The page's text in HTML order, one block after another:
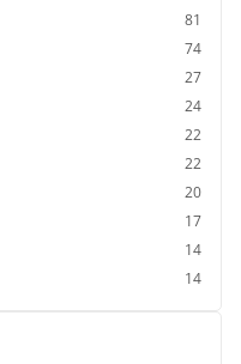
81
74
27
24
22
22
20
17
14
14